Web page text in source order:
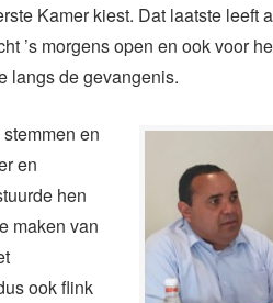
Kamer kiest. Dat laatste leeft
’s morgens open en ook voor
langs de gevangenis.
en
en
hen
maken van
ook flink